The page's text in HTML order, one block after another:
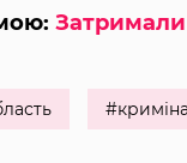
Затримали